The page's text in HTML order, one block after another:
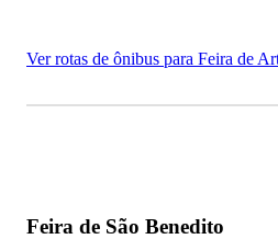
Ver rotas de ônibus para Feira de
Feira de São Benedito